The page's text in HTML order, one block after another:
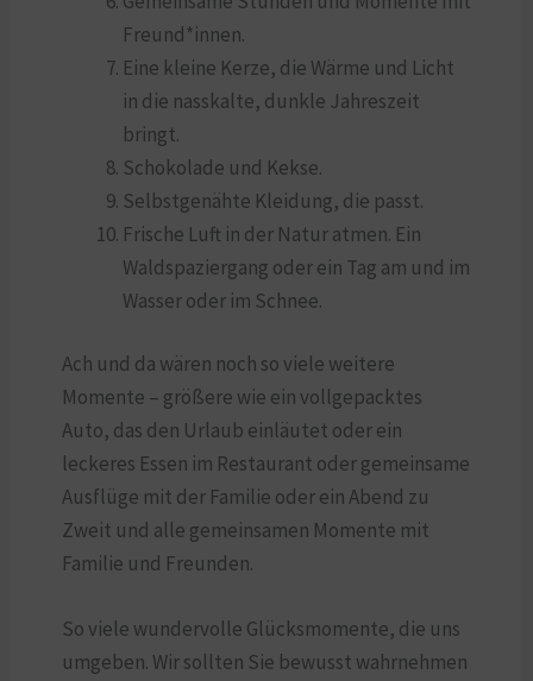
Freund*innen.
Eine kleine Kerze, die Wärme und Licht
in die nasskalte, dunkle Jahreszeit
bringt.
Schokolade und Kekse.
Selbstgenähte Kleidung, die passt.
Frische Luft in der Natur atmen. Ein
Waldspaziergang oder ein Tag am und im
Wasser oder im Schnee.
Ach und da wären noch so viele weitere
Momente – größere wie ein vollgepacktes
Auto, das den Urlaub einläutet oder ein
leckeres Essen im Restaurant oder gemeinsame
Ausflüge mit der Familie oder ein Abend zu
Zweit und alle gemeinsamen Momente mit
Familie und Freunden.
So viele wundervolle Glücksmomente, die uns
umgeben. Wir sollten Sie bewusst wahrnehmen